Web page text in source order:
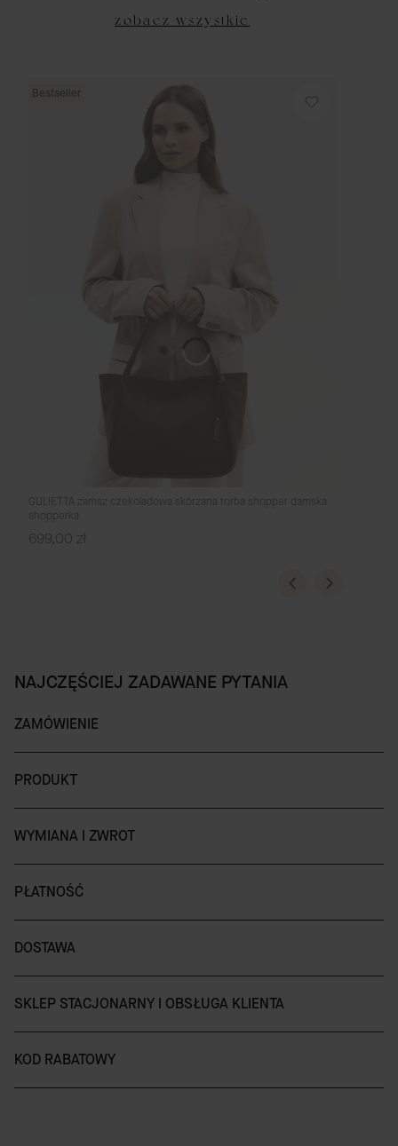
zobacz wszystkie
Bestseller
GULIETTA zamsz czekoladowa skórzana torba shopper damska
shopperka
Cena
699,00 zł
NAJCZĘŚCIEJ ZADAWANE PYTANIA
ZAMÓWIENIE
PRODUKT
WYMIANA I ZWROT
PŁATNOŚĆ
DOSTAWA
SKLEP STACJONARNY I OBSŁUGA KLIENTA
KOD RABATOWY